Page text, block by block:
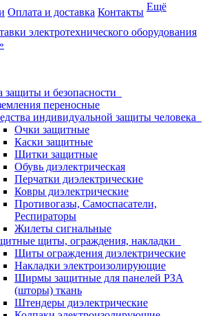
Оплата и доставка Контакты Ещё
защиты и безопасности
переносные
индивидуальной защиты человека
Очки защитные
Каски защитные
Щитки защитные
Обувь диэлектрическая
Перчатки диэлектрические
Ковры диэлектрические
Противогазы, Самоспасатели,
Респираторы
Жилеты сигнальные
щиты, ограждения, накладки
Щиты ограждения диэлектрические
Накладки электроизолирующие
Ширмы защитные для панелей РЗА
(шторы) ткань
Штендеры диэлектрические